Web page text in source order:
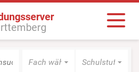
Fach wählen Schulstufe